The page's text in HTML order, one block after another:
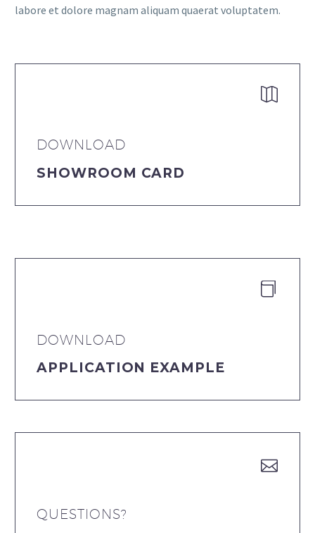
labore et dolore magnam aliquam quaerat voluptatem.


DOWNLOAD
SHOWROOM CARD


DOWNLOAD
APPLICATION EXAMPLE


QUESTIONS?